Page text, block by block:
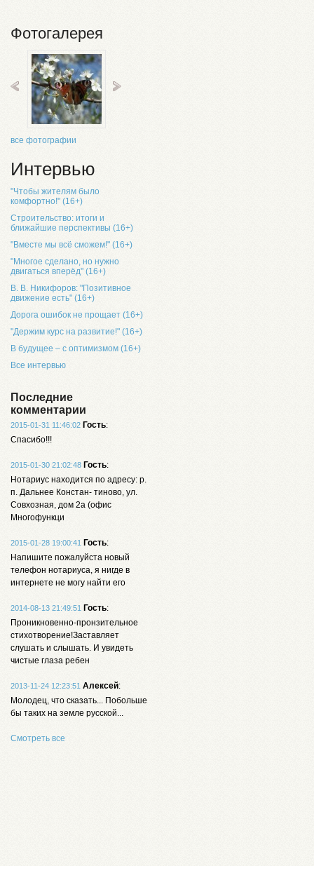
Фотогалерея
все фотографии
Интервью
"Чтобы жителям было
комфортно!" (16+)
Строительство: итоги и
ближайшие перспективы (16+)
"Вместе мы всё сможем!" (16+)
"Многое сделано, но нужно
двигаться вперёд" (16+)
В. В. Никифоров: "Позитивное
движение есть" (16+)
Дорога ошибок не прощает (16+)
"Держим курс на развитие!" (16+)
В будущее – с оптимизмом (16+)
Все интервью
Последние
комментарии
2015-01-31 11:46:02 Гость:
Спасибо!!!
2015-01-30 21:02:48 Гость:
Нотариус находится по адресу: р.
п. Дальнее Констан- тиново, ул.
Совхозная, дом 2а (офис
Многофункци
2015-01-28 19:00:41 Гость:
Напишите пожалуйста новый
телефон нотариуса, я нигде в
интернете не могу найти его
2014-08-13 21:49:51 Гость:
Проникновенно-пронзительное
стихотворение!Заставляет
слушать и слышать. И увидеть
чистые глаза ребен
2013-11-24 12:23:51 Алексей:
Молодец, что сказать... Побольше
бы таких на земле русской...
Смотреть все